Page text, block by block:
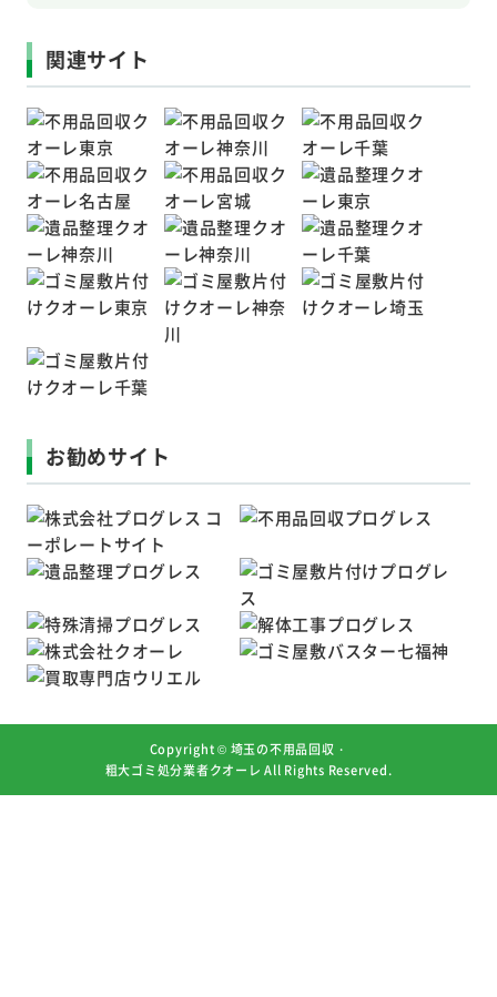
関連サイト
お勧めサイト
Copyright © 埼玉の不用品回収・
粗大ゴミ処分業者クオーレ All Rights Reserved.